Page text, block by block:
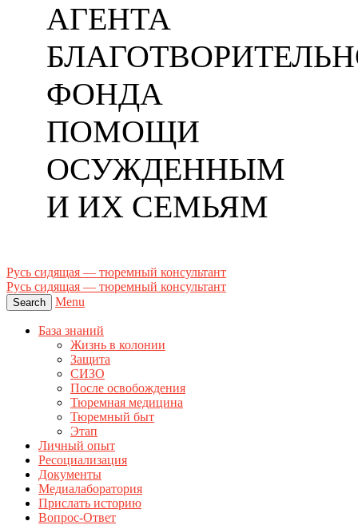
АГЕНТА
ФОНДА
ПОМОЩИ
ОСУЖДЕННЫМ
И ИХ СЕМЬЯМ
Русь сидящая — тюремный консультант
Русь сидящая — тюремный консультант
Search Menu
База знаний
Жизнь в колонии
Защита
СИЗО
После освобождения
Тюремная медицина
Тюремный быт
Этап
Личный опыт
Ресоциализация
Документы
Медиалаборатория
Прислать историю
Вопрос-Ответ